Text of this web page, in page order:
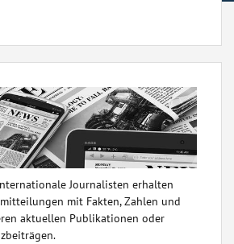
Journalisten erhalten
mit Fakten, Zahlen und
aktuellen Publikationen oder